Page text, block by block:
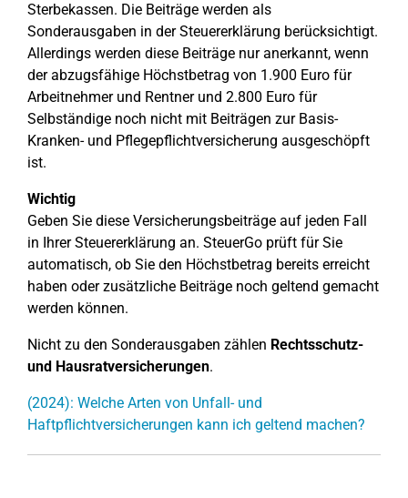
Sterbekassen. Die Beiträge werden als
Sonderausgaben in der Steuererklärung berücksichtigt.
Allerdings werden diese Beiträge nur anerkannt, wenn
der abzugsfähige Höchstbetrag von 1.900 Euro für
Arbeitnehmer und Rentner und 2.800 Euro für
Selbständige noch nicht mit Beiträgen zur Basis-
Kranken- und Pflegepflichtversicherung ausgeschöpft
ist.
Wichtig
Geben Sie diese Versicherungsbeiträge auf jeden Fall
in Ihrer Steuererklärung an. SteuerGo prüft für Sie
automatisch, ob Sie den Höchstbetrag bereits erreicht
haben oder zusätzliche Beiträge noch geltend gemacht
werden können.
Nicht zu den Sonderausgaben zählen Rechtsschutz-
und Hausratversicherungen.
(2024): Welche Arten von Unfall- und
Haftpflichtversicherungen kann ich geltend machen?